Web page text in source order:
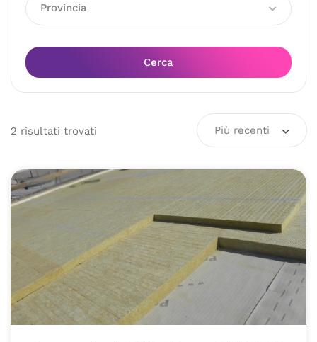
Provincia
Cerca
2 risultati trovati Più recenti